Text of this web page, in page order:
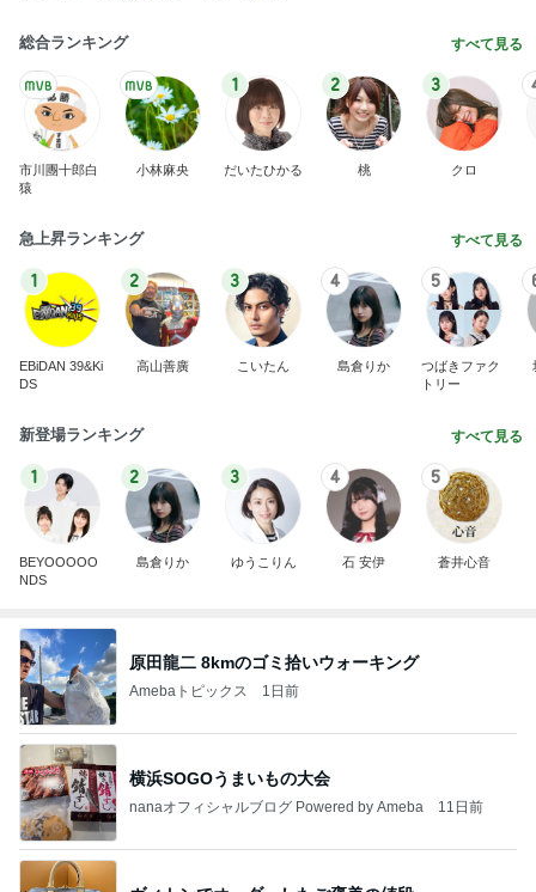
総合ランキング すべて見る
市川團十郎白
猿
小林麻央
1
だいたひかる
2
桃
3
クロ
急上昇ランキング すべて見る
1
EBiDAN 39&Ki
DS
2
高山善廣
3
こいたん
4
島倉りか
5
つばきファク
トリー
新登場ランキング すべて見る
1
BEYOOOOO
NDS
2
島倉りか
3
ゆうこりん
4
石 安伊
5
蒼井心音
原田龍二 8kmのゴミ拾いウォーキング
Amebaトピックス 1日前
横浜SOGOうまいもの大会
nanaオフィシャルブログ Powered by Ameba 11日前